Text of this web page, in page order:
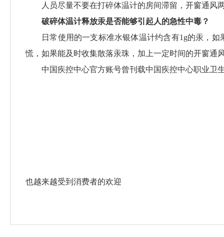
人员尽量不要在打碎体温计的房间滞留，开窗通风
破碎体温计释放汞是否能够引起人的急性中毒？
日常使用的一支标准水银体温计约含有1g的汞，如
慌，如果能及时收集散落汞珠，加上一定时间的开窗通
中国疾控中心官方账号曾刊载中国疾控中心职业卫
也越来越受到消费者的欢迎